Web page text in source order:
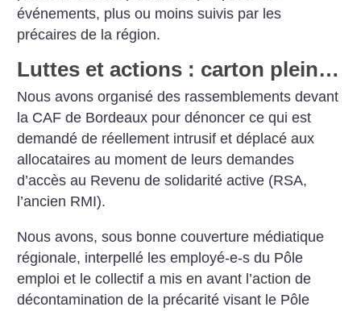
événements, plus ou moins suivis par les
précaires de la région.
Luttes et actions : carton plein…
Nous avons organisé des rassemblements devant
la CAF de Bordeaux pour dénoncer ce qui est
demandé de réellement intrusif et déplacé aux
allocataires au moment de leurs demandes
d’accès au Revenu de solidarité active (RSA,
l’ancien RMI).
Nous avons, sous bonne couverture médiatique
régionale, interpellé les employé-e-s du Pôle
emploi et le collectif a mis en avant l’action de
décontamination de la précarité visant le Pôle